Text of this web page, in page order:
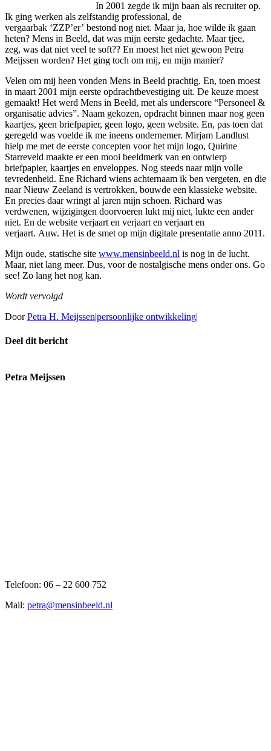
In 2001 zegde ik mijn baan als recruiter op.
Ik ging werken als zelfstandig professional, de
vergaarbak ‘ZZP’er’ bestond nog niet. Maar ja, hoe wilde ik gaan
heten? Mens in Beeld, dat was mijn eerste gedachte. Maar tjee,
zeg, was dat niet veel te soft?? En moest het niet gewoon Petra
Meijssen worden? Het ging toch om mij, en mijn manier?
Velen om mij heen vonden Mens in Beeld prachtig. En, toen moest
in maart 2001 mijn eerste opdrachtbevestiging uit. De keuze moest
gemaakt! Het werd Mens in Beeld, met als underscore “Personeel &
organisatie advies”. Naam gekozen, opdracht binnen maar nog geen
kaartjes, geen briefpapier, geen logo, geen website. En, pas toen dat
geregeld was voelde ik me ineens ondernemer. Mirjam Landlust
hielp me met de eerste concepten voor het mijn logo, Quirine
Starreveld maakte er een mooi beeldmerk van en ontwierp
briefpapier, kaartjes en enveloppes. Nog steeds naar mijn volle
tevredenheid. Ene Richard wiens achternaam ik ben vergeten, en die
naar Nieuw Zeeland is vertrokken, bouwde een klassieke website.
En precies daar wringt al jaren mijn schoen. Richard was
verdwenen, wijzigingen doorvoeren lukt mij niet, lukte een ander
niet. En de website verjaart en verjaart en verjaart en
verjaart. Auw. Het is de smet op mijn digitale presentatie anno 2011.
Mijn oude, statische site www.mensinbeeld.nl is nog in de lucht.
Maar, niet lang meer. Dus, voor de nostalgische mens onder ons. Go
see! Zo lang het nog kan.
Wordt vervolgd
DoorPetra H. Meijssen|persoonlijke ontwikkeling|
Deel dit bericht
mail
Petra Meijssen
Telefoon: 06 – 22 600 752
Mail: petra@mensinbeeld.nl